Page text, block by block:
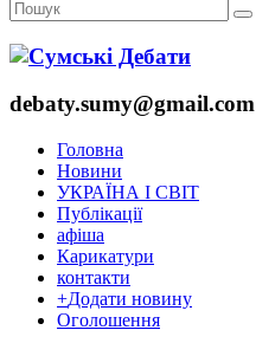
debaty.sumy@gmail.com
Головна
Новини
УКРАЇНА І СВІТ
Публікації
афіша
Карикатури
контакти
+Додати новину
Оголошення